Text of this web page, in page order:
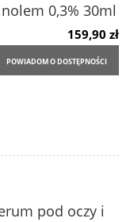
0,3% 30ml
159,90 zł
POWIADOM O DOSTĘPNOŚCI
pod oczy i